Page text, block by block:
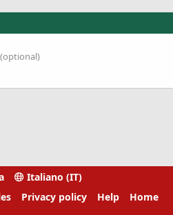
Italiano (IT)
Privacy policy Help Home